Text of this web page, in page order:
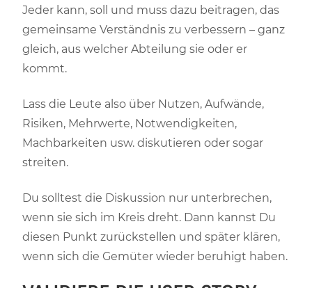
Jeder kann, soll und muss dazu beitragen, das
gemeinsame Verständnis zu verbessern – ganz
gleich, aus welcher Abteilung sie oder er
kommt.
Lass die Leute also über Nutzen, Aufwände,
Risiken, Mehrwerte, Notwendigkeiten,
Machbarkeiten usw. diskutieren oder sogar
streiten.
Du solltest die Diskussion nur unterbrechen,
wenn sie sich im Kreis dreht. Dann kannst Du
diesen Punkt zurückstellen und später klären,
wenn sich die Gemüter wieder beruhigt haben.